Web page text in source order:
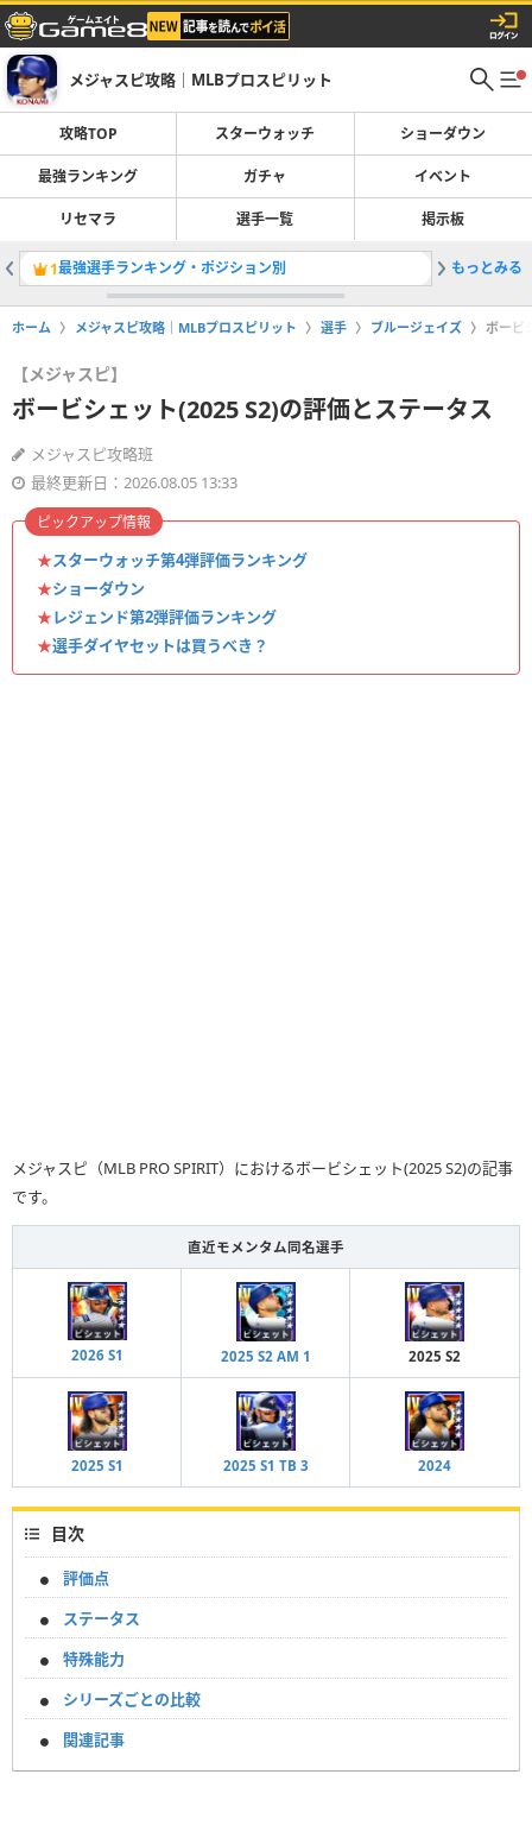
メジャスピ攻略｜MLBプロスピリット
攻略TOP スターウォッチ ショーダウン
最強ランキング ガチャ イベント
リセマラ 選手一覧 掲示板
1最強選手ランキング・ポジション別 2大谷翔
もっとみる
ホーム メジャスピ攻略｜MLBプロスピリット 選手 ブルージェイズ ボービ
【メジャスピ】
ボービシェット(2025 S2)の評価とステータス
メジャスピ攻略班
最終更新日：2026.08.05 13:33
★スターウォッチ第4弾評価ランキング
★ショーダウン
★レジェンド第2弾評価ランキング
★選手ダイヤセットは買うべき？
ピックアップ情報
メジャスピ（MLB PRO SPIRIT）におけるボービシェット(2025 S2)の記事
です。
直近モメンタム同名選手
2026 S1 2025 S2 AM 1 2025 S2
2025 S1 2025 S1 TB 3 2024
目次
評価点
ステータス
特殊能力
シリーズごとの比較
関連記事